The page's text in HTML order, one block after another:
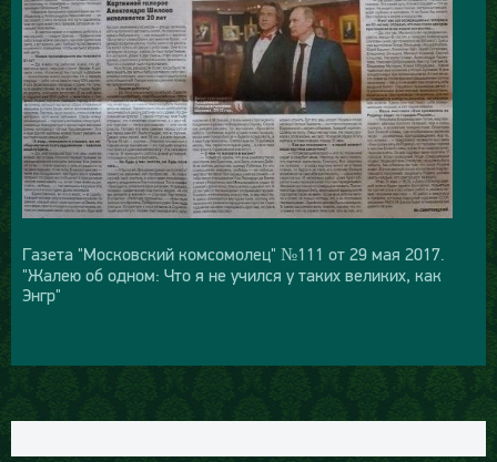
Газета "Московский комсомолец" №111 от 29 мая 2017.
"Жалею об одном: Что я не учился у таких великих, как
Энгр"